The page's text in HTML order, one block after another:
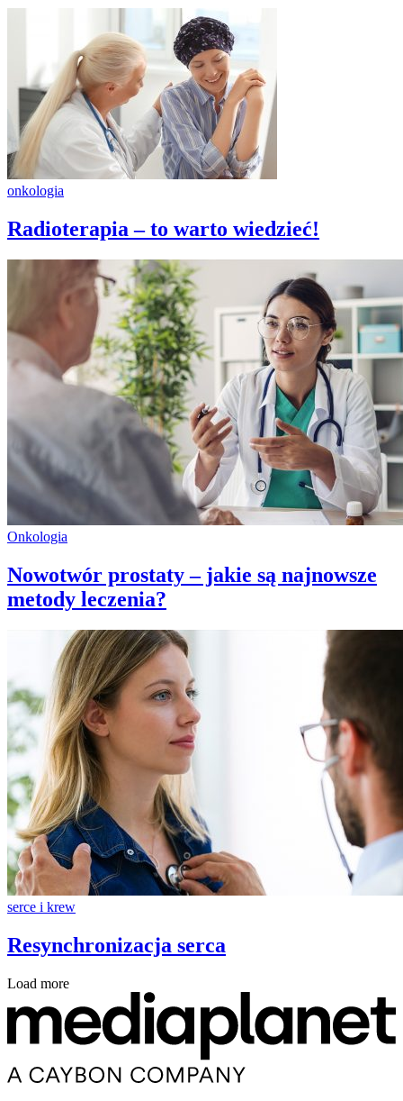
onkologia
Radioterapia – to warto wiedzieć!
Onkologia
Nowotwór prostaty – jakie są najnowsze
metody leczenia?
serce i krew
Resynchronizacja serca
Load more